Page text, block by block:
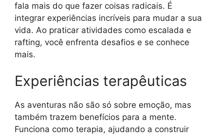
fala mais do que fazer coisas radicais. É
integrar experiências incríveis para mudar a sua
vida. Ao praticar atividades como escalada e
rafting, você enfrenta desafios e se conhece
mais.
Experiências terapêuticas
As aventuras não são só sobre emoção, mas
também trazem benefícios para a mente.
Funciona como terapia, ajudando a construir